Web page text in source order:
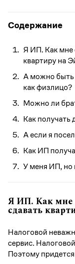
Содержание
Я ИП. Как мне
квартиру на
А можно быть
как физлицо?
Можно ли
Как получать
А если я
Как ИП
У меня ИП, но
Я ИП. Как мне
сдавать
Налоговой
сервис.
Поэтому